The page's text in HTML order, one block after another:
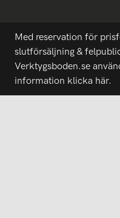
Med reservation för
slutförsäljning &
Verktygsboden.se
information klicka här.